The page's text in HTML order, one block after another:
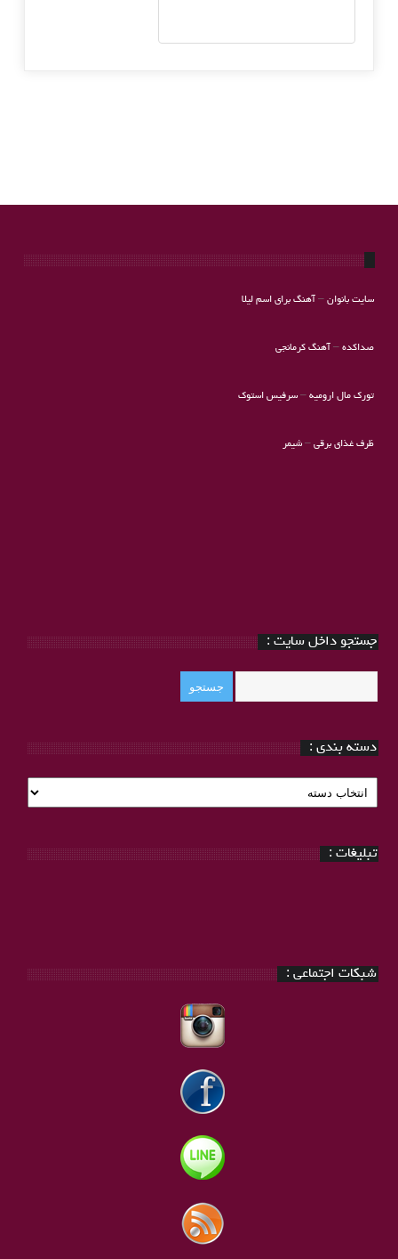
سایت بانوان– آهنگ برای اسم لیلا
صداکده– آهنگ کرمانجی
تورک مال ارومیه–سرفیس استوک
ظرف غذای برقی– شیمر
جستجو داخل سایت :
دسته بندی :
دسته
بندی
تبلیغات :
شبکات اجتماعی :